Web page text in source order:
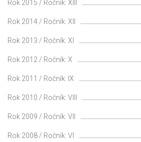
Rok 2015 / Ročník: XIII
Rok 2014 / Ročník: XII
Rok 2013 / Ročník: XI
Rok 2012 / Ročník: X
Rok 2011 / Ročník: IX
Rok 2010 / Ročník: VIII
Rok 2009 / Ročník: VII
Rok 2008 / Ročník: VI